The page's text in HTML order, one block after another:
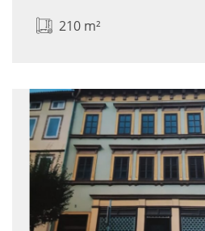
210 m²